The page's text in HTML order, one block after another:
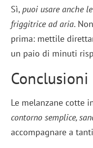
Sì,puoi usare anche
friggitrice ad aria.
prima: mettile
un paio di minuti
Conclusioni
Le melanzane cotte
contorno semplice,
accompagnare a